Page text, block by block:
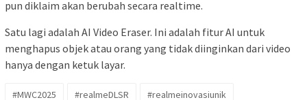
pun diklaim akan berubah secara realtime.
Satu lagi adalah AI Video Eraser. Ini adalah fitur AI untuk
menghapus objek atau orang yang tidak diinginkan dari video
hanya dengan ketuk layar.
#MWC2025 #realmeDLSR #realmeinovasiunik